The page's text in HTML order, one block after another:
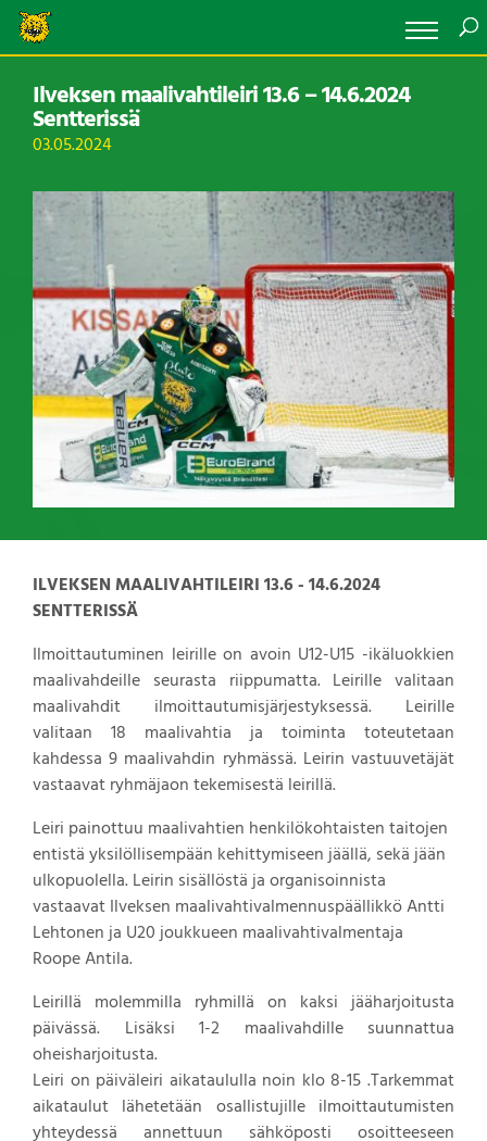
Ilveksen maalivahtileiri 13.6 – 14.6.2024
Sentterissä
03.05.2024
ILVEKSEN MAALIVAHTILEIRI 13.6 - 14.6.2024
SENTTERISSÄ
Ilmoittautuminen leirille on avoin U12-U15 -ikäluokkien
maalivahdeille seurasta riippumatta. Leirille valitaan
maalivahdit ilmoittautumisjärjestyksessä. Leirille
valitaan 18 maalivahtia ja toiminta toteutetaan
kahdessa 9 maalivahdin ryhmässä. Leirin vastuuvetäjät
vastaavat ryhmäjaon tekemisestä leirillä.
Leiri painottuu maalivahtien henkilökohtaisten taitojen
entistä yksilöllisempään kehittymiseen jäällä, sekä jään
ulkopuolella. Leirin sisällöstä ja organisoinnista
vastaavat Ilveksen maalivahtivalmennuspäällikkö Antti
Lehtonen ja U20 joukkueen maalivahtivalmentaja
Roope Antila.
Leirillä molemmilla ryhmillä on kaksi jääharjoitusta
päivässä. Lisäksi 1-2 maalivahdille suunnattua
oheisharjoitusta.
Leiri on päiväleiri aikataululla noin klo 8-15 .Tarkemmat
aikataulut lähetetään osallistujille ilmoittautumisten
yhteydessä annettuun sähköposti osoitteeseen